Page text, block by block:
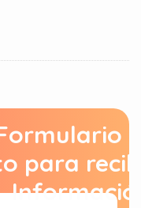
para